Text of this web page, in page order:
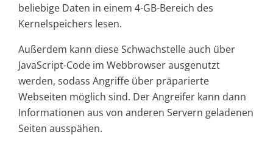
beliebige Daten in einem 4-GB-Bereich des
Kernelspeichers lesen.
Außerdem kann diese Schwachstelle auch über
JavaScript-Code im Webbrowser ausgenutzt
werden, sodass Angriffe über präparierte
Webseiten möglich sind. Der Angreifer kann dann
Informationen aus von anderen Servern geladenen
Seiten ausspähen.